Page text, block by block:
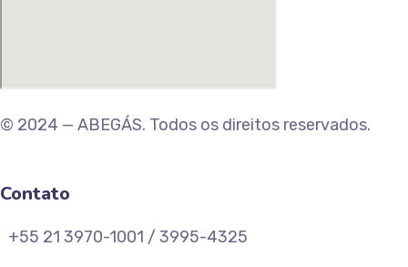
© 2024 — ABEGÁS. Todos os direitos reservados.
Contato
+55 21 3970-1001 / 3995-4325